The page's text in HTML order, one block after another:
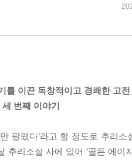
를 이끈 독창적이고 경쾌한 고전
번째 이야기
만 팔렸다’라고 할 정도로 추리
추리소설 사에 있어 ‘골든 에